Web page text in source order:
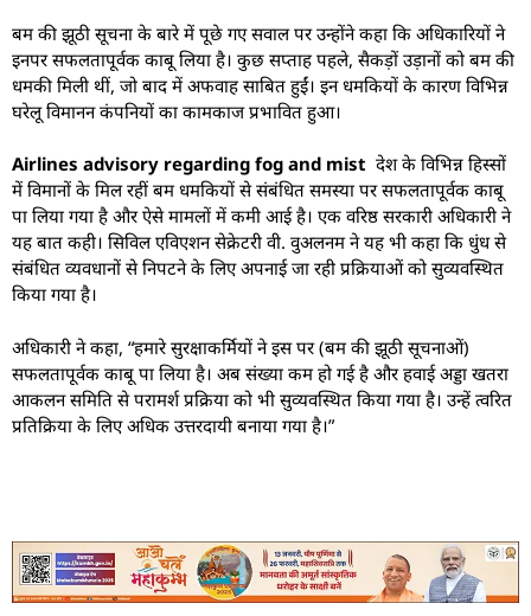
बम की झूठी सूचना के बारे में पूछे गए सवाल पर उन्होंने कहा कि अधिकारियों ने
इनपर सफलतापूर्वक काबू लिया है। कुछ सप्ताह पहले, सैकड़ों उड़ानों को बम की
धमकी मिली थीं, जो बाद में अफवाह साबित हुईं। इन धमकियों के कारण विभिन्न
घरेलू विमानन कंपनियों का कामकाज प्रभावित हुआ।
Airlines advisory regarding fog and mist देश के विभिन्न हिस्सों
में विमानों के मिल रहीं बम धमकियों से संबंधित समस्या पर सफलतापूर्वक काबू
पा लिया गया है और ऐसे मामलों में कमी आई है। एक वरिष्ठ सरकारी अधिकारी ने
यह बात कही। सिविल एविएशन सेक्रेटरी वी. वुअलनम ने यह भी कहा कि धुंध से
संबंधित व्यवधानों से निपटने के लिए अपनाई जा रही प्रक्रियाओं को सुव्यवस्थित
किया गया है।
अधिकारी ने कहा, “हमारे सुरक्षाकर्मियों ने इस पर (बम की झूठी सूचनाओं)
सफलतापूर्वक काबू पा लिया है। अब संख्या कम हो गई है और हवाई अड्डा खतरा
आकलन समिति से परामर्श प्रक्रिया को भी सुव्यवस्थित किया गया है। उन्हें त्वरित
प्रतिक्रिया के लिए अधिक उत्तरदायी बनाया गया है।”